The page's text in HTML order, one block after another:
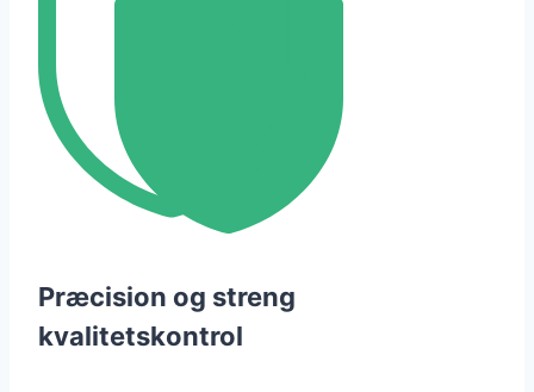
Præcision og streng
kvalitetskontrol